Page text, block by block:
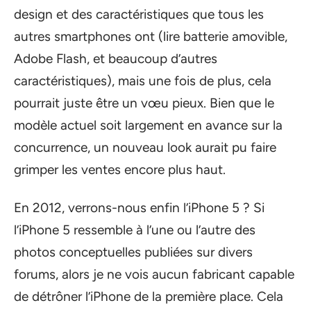
design et des caractéristiques que tous les
autres smartphones ont (lire batterie amovible,
Adobe Flash, et beaucoup d’autres
caractéristiques), mais une fois de plus, cela
pourrait juste être un vœu pieux. Bien que le
modèle actuel soit largement en avance sur la
concurrence, un nouveau look aurait pu faire
grimper les ventes encore plus haut.
En 2012, verrons-nous enfin l’iPhone 5 ? Si
l’iPhone 5 ressemble à l’une ou l’autre des
photos conceptuelles publiées sur divers
forums, alors je ne vois aucun fabricant capable
de détrôner l’iPhone de la première place. Cela